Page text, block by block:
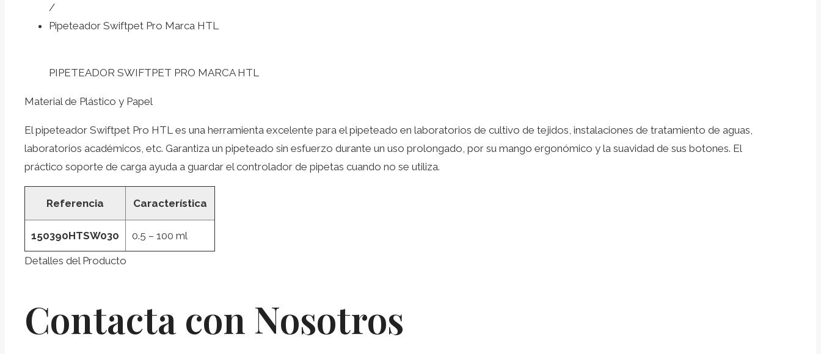
/
Pipeteador Swiftpet Pro Marca HTL
PIPETEADOR SWIFTPET PRO MARCA HTL
Material de Plástico y Papel
El pipeteador Swiftpet Pro HTL es una herramienta excelente para el pipeteado en laboratorios de cultivo de tejidos, instalaciones de tratamiento de aguas,
laboratorios académicos, etc. Garantiza un pipeteado sin esfuerzo durante un uso prolongado, por su mango ergonómico y la suavidad de sus botones. El
práctico soporte de carga ayuda a guardar el controlador de pipetas cuando no se utiliza.
Referencia Característica
150390HTSW030 0.5 – 100 ml
Detalles del Producto
Contacta con Nosotros